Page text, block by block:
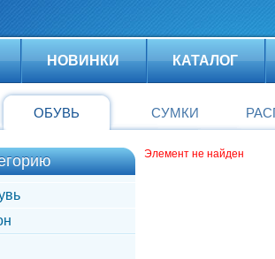
НОВИНКИ КАТАЛОГ
ОБУВЬ СУМКИ
Элемент не найден